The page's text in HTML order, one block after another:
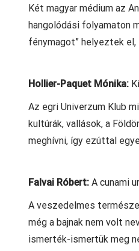
Két magyar médium az
hangolódási folyamaton
fénymagot” helyeztek
Hollier-Paquet Mónika:
Az egri Univerzum Klub
kultúrák, vallások, a
meghívni, így ezúttal
Falvai Róbert: A cunami
A veszedelmes
még a bajnak nem volt
ismerték-ismertük meg